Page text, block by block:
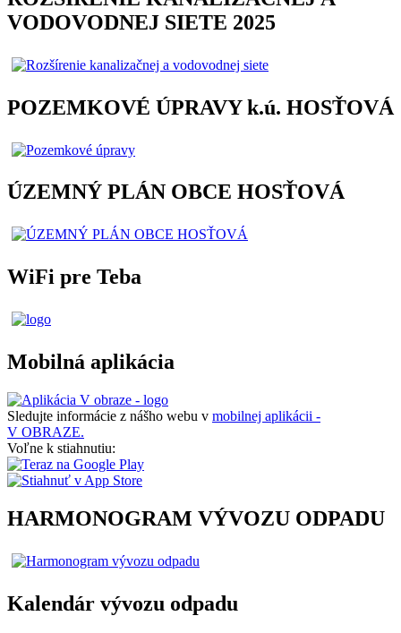
VODOVODNEJ SIETE 2025
POZEMKOVÉ ÚPRAVY k.ú. HOSŤOVÁ
ÚZEMNÝ PLÁN OBCE HOSŤOVÁ
WiFi pre Teba
Mobilná aplikácia
Sledujte informácie z nášho webu v mobilnej aplikácii -
V OBRAZE.
Voľne k stiahnutiu:
HARMONOGRAM VÝVOZU ODPADU
Kalendár vývozu odpadu